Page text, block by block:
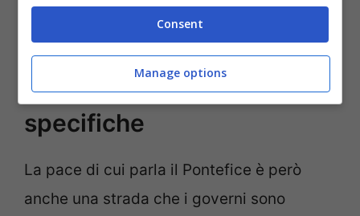
La pace di cui parla il Papa
passa per tre vie
specifiche
La pace di cui parla il Pontefice è però
anche una strada che i governi sono
Consent
Manage options